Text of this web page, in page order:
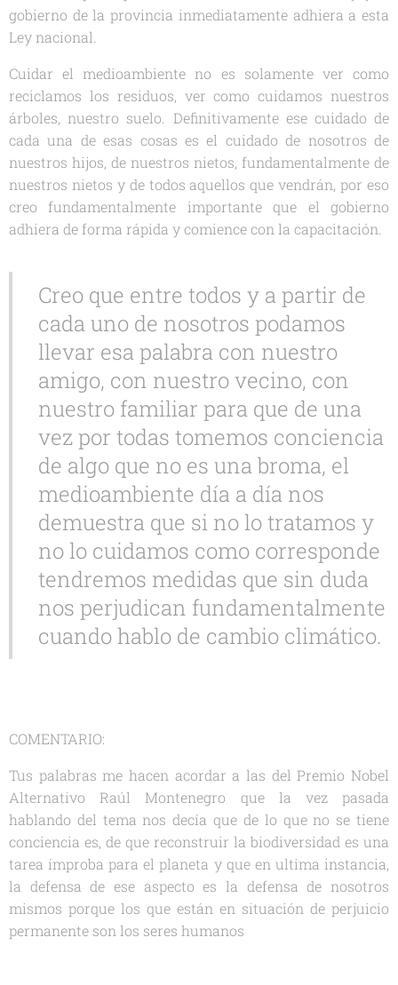
gobierno de la provincia inmediatamente adhiera a esta
Ley nacional.
Cuidar el medioambiente no es solamente ver como
reciclamos los residuos, ver como cuidamos nuestros
árboles, nuestro suelo. Definitivamente ese cuidado de
cada una de esas cosas es el cuidado de nosotros de
nuestros hijos, de nuestros nietos, fundamentalmente de
nuestros nietos y de todos aquellos que vendrán, por eso
creo fundamentalmente importante que el gobierno
adhiera de forma rápida y comience con la capacitación.
Creo que entre todos y a partir de
cada uno de nosotros podamos
llevar esa palabra con nuestro
amigo, con nuestro vecino, con
nuestro familiar para que de una
vez por todas tomemos conciencia
de algo que no es una broma, el
medioambiente día a día nos
demuestra que si no lo tratamos y
no lo cuidamos como corresponde
tendremos medidas que sin duda
nos perjudican fundamentalmente
cuando hablo de cambio climático.
COMENTARIO:
Tus palabras me hacen acordar a las del Premio Nobel
Alternativo Raúl Montenegro que la vez pasada
hablando del tema nos decía que de lo que no se tiene
conciencia es, de que reconstruir la biodiversidad es una
tarea ímproba para el planeta y que en ultima instancia,
la defensa de ese aspecto es la defensa de nosotros
mismos porque los que están en situación de perjuicio
permanente son los seres humanos